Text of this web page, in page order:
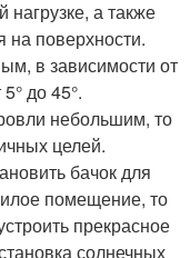
нагрузке, а также
на поверхности.
в зависимости от
до 45°.
небольшим, то
целей.
бачок для
помещение, то
прекрасное
солнечных